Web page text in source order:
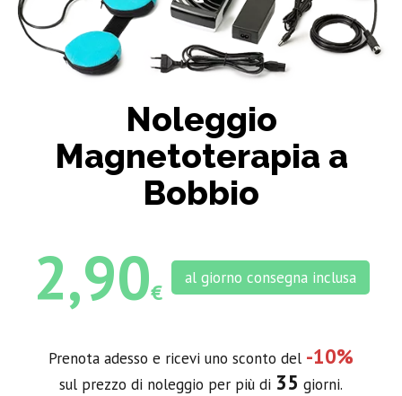
Noleggio
Magnetoterapia a
Bobbio
2,90€
al giorno consegna inclusa
Prenota adesso e ricevi uno sconto del -10%
sul prezzo di noleggio per più di 35 giorni.